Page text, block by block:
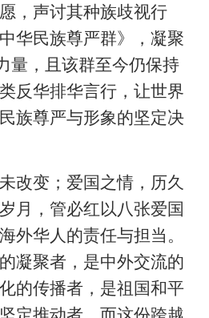
，声讨其种族歧视行
华民族尊严群》，凝聚
量，且该群至今仍保持
反华排华言行，让世界
族尊严与形象的坚定决
变；爱国之情，历久
月，管必红以八张爱国
外华人的责任与担当。
凝聚者，是中外交流的
的传播者，是祖国和平